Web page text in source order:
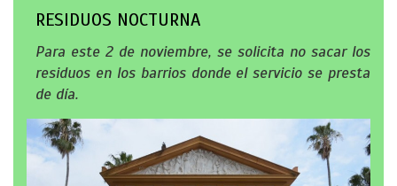
RESIDUOS NOCTURNA
Para este 2 de noviembre, se solicita no sacar los
residuos en los barrios donde el servicio se presta
de día.